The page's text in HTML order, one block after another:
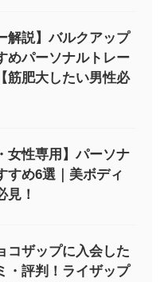
解説】バルクアップ
めパーソナルトレー
筋肥大したい男性必
女性専用】パーソナ
すめ6選｜美ボディ
見！
コザップに入会した
・評判！ライザップ